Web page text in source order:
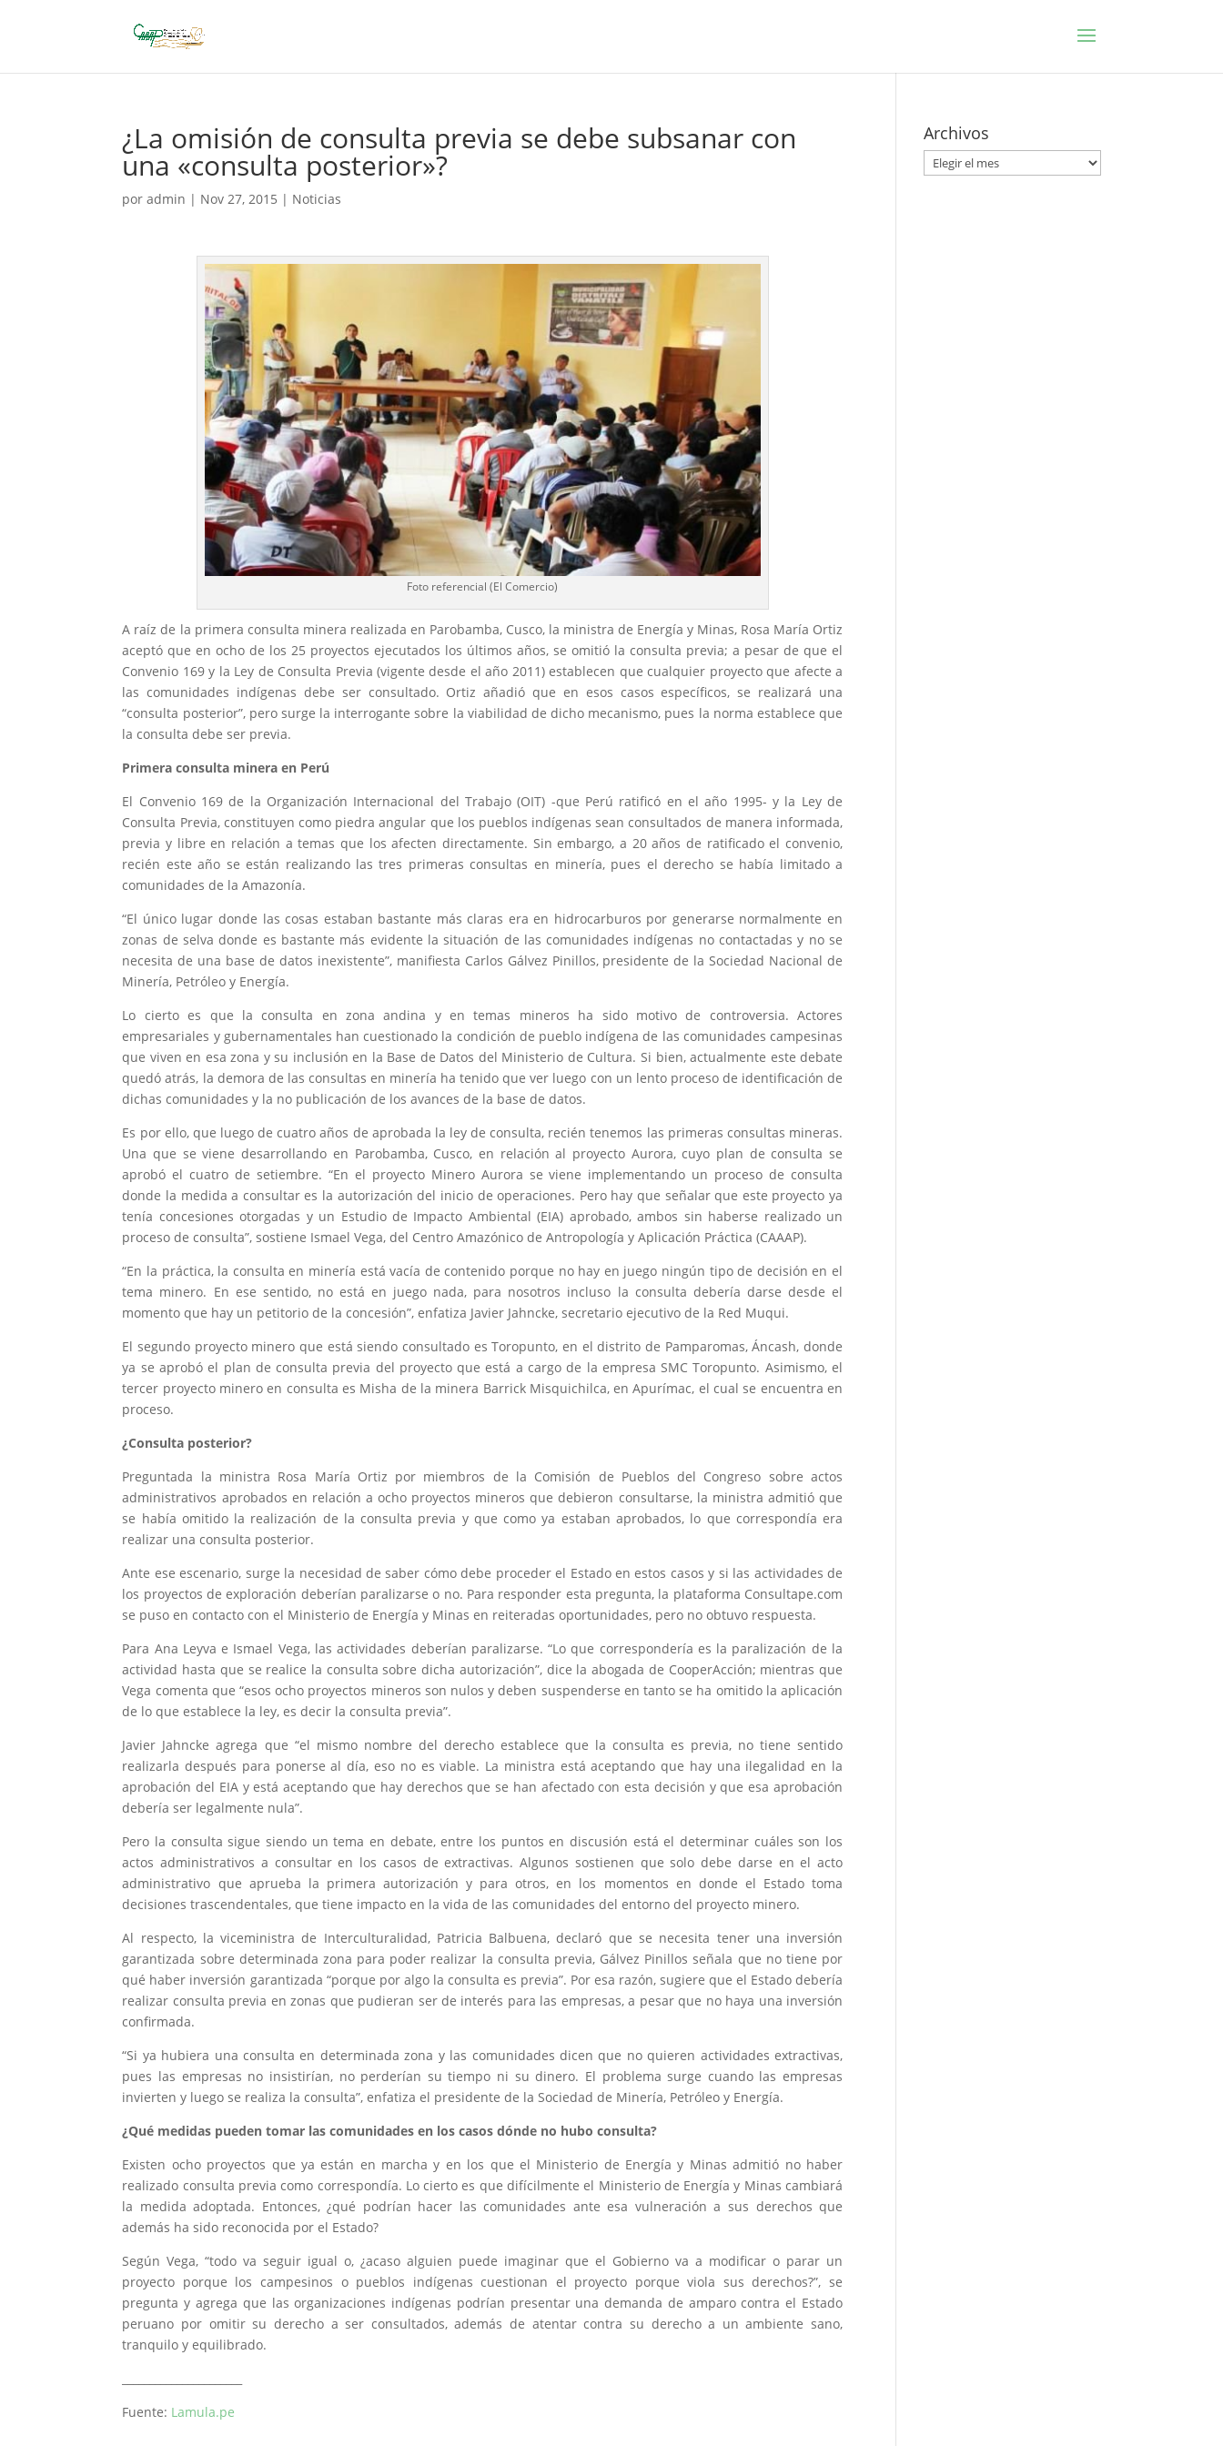
¿La omisión de consulta previa se debe subsanar con
una «consulta posterior»?
poradmin | Nov 27, 2015 | Noticias
Foto referencial (El Comercio)
A raíz de la primera consulta minera realizada en Parobamba, Cusco, la ministra de Energía y Minas, Rosa María Ortiz
aceptó que en ocho de los 25 proyectos ejecutados los últimos años, se omitió la consulta previa; a pesar de que el
Convenio 169 y la Ley de Consulta Previa (vigente desde el año 2011) establecen que cualquier proyecto que afecte a
las comunidades indígenas debe ser consultado. Ortiz añadió que en esos casos específicos, se realizará una
“consulta posterior”, pero surge la interrogante sobre la viabilidad de dicho mecanismo, pues la norma establece que
la consulta debe ser previa.
Primera consulta minera en Perú
El Convenio 169 de la Organización Internacional del Trabajo (OIT) -que Perú ratificó en el año 1995- y la Ley de
Consulta Previa, constituyen como piedra angular que los pueblos indígenas sean consultados de manera informada,
previa y libre en relación a temas que los afecten directamente. Sin embargo, a 20 años de ratificado el convenio,
recién este año se están realizando las tres primeras consultas en minería, pues el derecho se había limitado a
comunidades de la Amazonía.
“El único lugar donde las cosas estaban bastante más claras era en hidrocarburos por generarse normalmente en
zonas de selva donde es bastante más evidente la situación de las comunidades indígenas no contactadas y no se
necesita de una base de datos inexistente”, manifiesta Carlos Gálvez Pinillos, presidente de la Sociedad Nacional de
Minería, Petróleo y Energía.
Lo cierto es que la consulta en zona andina y en temas mineros ha sido motivo de controversia. Actores
empresariales y gubernamentales han cuestionado la condición de pueblo indígena de las comunidades campesinas
que viven en esa zona y su inclusión en la Base de Datos del Ministerio de Cultura. Si bien, actualmente este debate
quedó atrás, la demora de las consultas en minería ha tenido que ver luego con un lento proceso de identificación de
dichas comunidades y la no publicación de los avances de la base de datos.
Es por ello, que luego de cuatro años de aprobada la ley de consulta, recién tenemos las primeras consultas mineras.
Una que se viene desarrollando en Parobamba, Cusco, en relación al proyecto Aurora, cuyo plan de consulta se
aprobó el cuatro de setiembre. “En el proyecto Minero Aurora se viene implementando un proceso de consulta
donde la medida a consultar es la autorización del inicio de operaciones. Pero hay que señalar que este proyecto ya
tenía concesiones otorgadas y un Estudio de Impacto Ambiental (EIA) aprobado, ambos sin haberse realizado un
proceso de consulta”, sostiene Ismael Vega, del Centro Amazónico de Antropología y Aplicación Práctica (CAAAP).
“En la práctica, la consulta en minería está vacía de contenido porque no hay en juego ningún tipo de decisión en el
tema minero. En ese sentido, no está en juego nada, para nosotros incluso la consulta debería darse desde el
momento que hay un petitorio de la concesión”, enfatiza Javier Jahncke, secretario ejecutivo de la Red Muqui.
El segundo proyecto minero que está siendo consultado es Toropunto, en el distrito de Pamparomas, Áncash, donde
ya se aprobó el plan de consulta previa del proyecto que está a cargo de la empresa SMC Toropunto. Asimismo, el
tercer proyecto minero en consulta es Misha de la minera Barrick Misquichilca, en Apurímac, el cual se encuentra en
proceso.
¿Consulta posterior?
Preguntada la ministra Rosa María Ortiz por miembros de la Comisión de Pueblos del Congreso sobre actos
administrativos aprobados en relación a ocho proyectos mineros que debieron consultarse, la ministra admitió que
se había omitido la realización de la consulta previa y que como ya estaban aprobados, lo que correspondía era
realizar una consulta posterior.
Ante ese escenario, surge la necesidad de saber cómo debe proceder el Estado en estos casos y si las actividades de
los proyectos de exploración deberían paralizarse o no. Para responder esta pregunta, la plataforma Consultape.com
se puso en contacto con el Ministerio de Energía y Minas en reiteradas oportunidades, pero no obtuvo respuesta.
Para Ana Leyva e Ismael Vega, las actividades deberían paralizarse. “Lo que correspondería es la paralización de la
actividad hasta que se realice la consulta sobre dicha autorización”, dice la abogada de CooperAcción; mientras que
Vega comenta que “esos ocho proyectos mineros son nulos y deben suspenderse en tanto se ha omitido la aplicación
de lo que establece la ley, es decir la consulta previa”.
Javier Jahncke agrega que “el mismo nombre del derecho establece que la consulta es previa, no tiene sentido
realizarla después para ponerse al día, eso no es viable. La ministra está aceptando que hay una ilegalidad en la
aprobación del EIA y está aceptando que hay derechos que se han afectado con esta decisión y que esa aprobación
debería ser legalmente nula”.
Pero la consulta sigue siendo un tema en debate, entre los puntos en discusión está el determinar cuáles son los
actos administrativos a consultar en los casos de extractivas. Algunos sostienen que solo debe darse en el acto
administrativo que aprueba la primera autorización y para otros, en los momentos en donde el Estado toma
decisiones trascendentales, que tiene impacto en la vida de las comunidades del entorno del proyecto minero.
Al respecto, la viceministra de Interculturalidad, Patricia Balbuena, declaró que se necesita tener una inversión
garantizada sobre determinada zona para poder realizar la consulta previa, Gálvez Pinillos señala que no tiene por
qué haber inversión garantizada “porque por algo la consulta es previa”. Por esa razón, sugiere que el Estado debería
realizar consulta previa en zonas que pudieran ser de interés para las empresas, a pesar que no haya una inversión
confirmada.
“Si ya hubiera una consulta en determinada zona y las comunidades dicen que no quieren actividades extractivas,
pues las empresas no insistirían, no perderían su tiempo ni su dinero. El problema surge cuando las empresas
invierten y luego se realiza la consulta”, enfatiza el presidente de la Sociedad de Minería, Petróleo y Energía.
¿Qué medidas pueden tomar las comunidades en los casos dónde no hubo consulta?
Existen ocho proyectos que ya están en marcha y en los que el Ministerio de Energía y Minas admitió no haber
realizado consulta previa como correspondía. Lo cierto es que difícilmente el Ministerio de Energía y Minas cambiará
la medida adoptada. Entonces, ¿qué podrían hacer las comunidades ante esa vulneración a sus derechos que
además ha sido reconocida por el Estado?
Según Vega, “todo va seguir igual o, ¿acaso alguien puede imaginar que el Gobierno va a modificar o parar un
proyecto porque los campesinos o pueblos indígenas cuestionan el proyecto porque viola sus derechos?”, se
pregunta y agrega que las organizaciones indígenas podrían presentar una demanda de amparo contra el Estado
peruano por omitir su derecho a ser consultados, además de atentar contra su derecho a un ambiente sano,
tranquilo y equilibrado.
Fuente: Lamula.pe
Archivos
Archivos